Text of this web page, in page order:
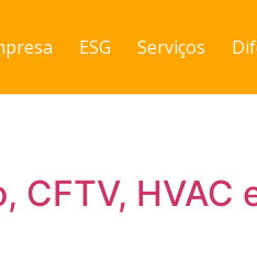
ESG Serviços
HVAC